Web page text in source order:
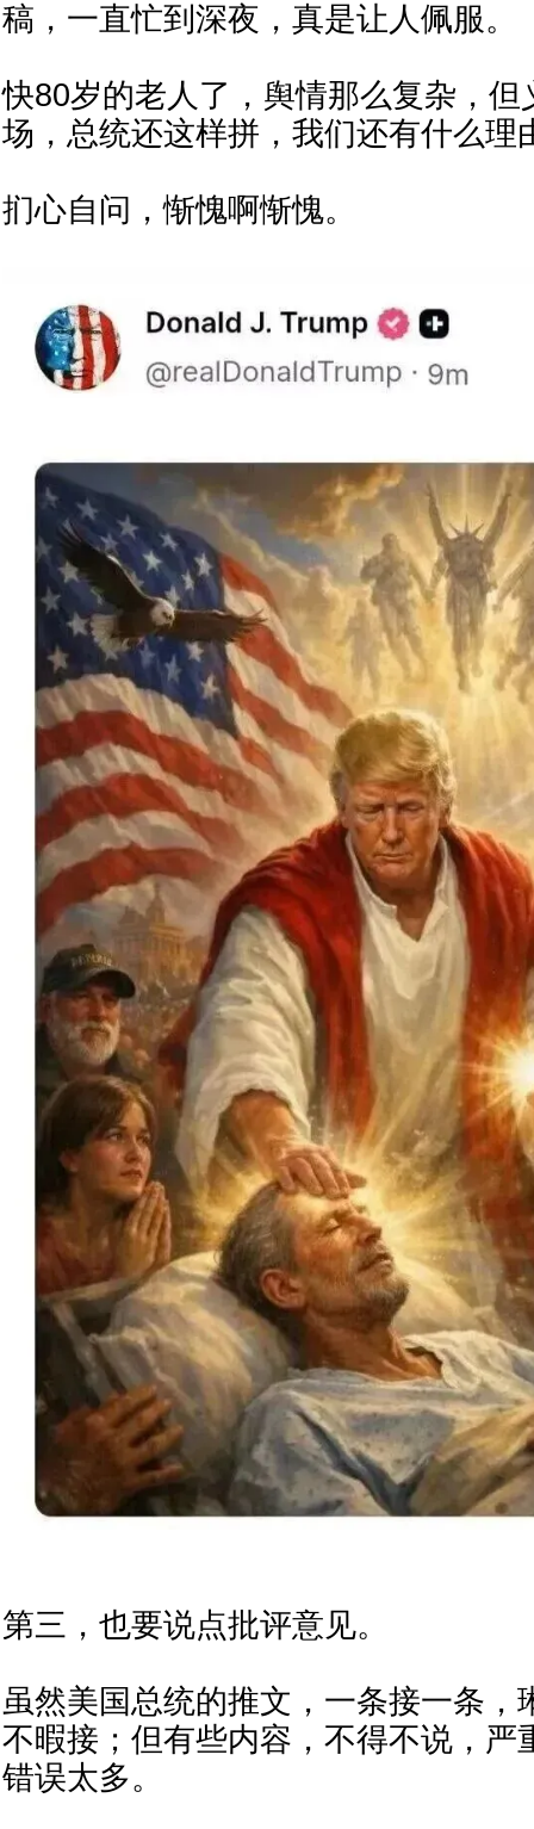
稿，一直忙到深夜，真是让人佩服。
快80岁的老人了，舆情那么复杂，但
场，总统还这样拼，我们还有什么理
扪心自问，惭愧啊惭愧。
第三，也要说点批评意见。
虽然美国总统的推文，一条接一条，
不暇接；但有些内容，不得不说，严
错误太多。